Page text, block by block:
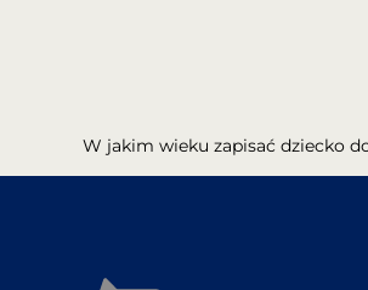
W jakim wieku zapisać dziecko